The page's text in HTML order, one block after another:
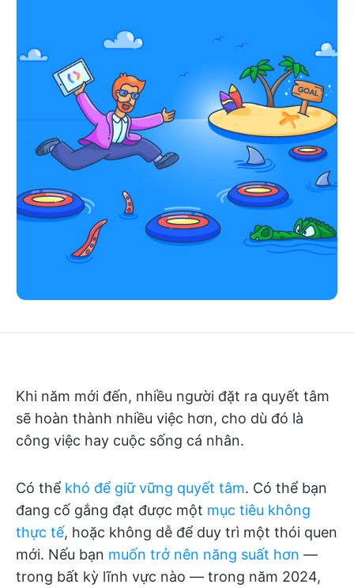
Khi năm mới đến, nhiều người đặt ra quyết tâm
sẽ hoàn thành nhiều việc hơn, cho dù đó là
công việc hay cuộc sống cá nhân.
Có thể khó để giữ vững quyết tâm. Có thể bạn
đang cố gắng đạt được một mục tiêu không
thực tế, hoặc không dễ để duy trì một thói quen
mới. Nếu bạn muốn trở nên năng suất hơn —
trong bất kỳ lĩnh vực nào — trong năm 2024,